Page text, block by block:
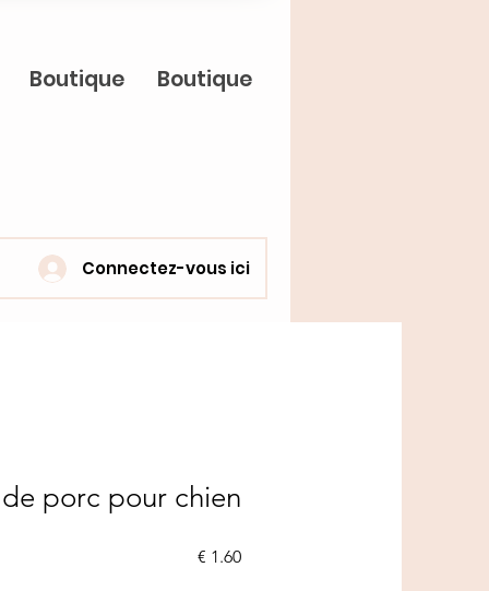
Boutique Boutique
Connectez-vous ici
porc pour chien
السعر